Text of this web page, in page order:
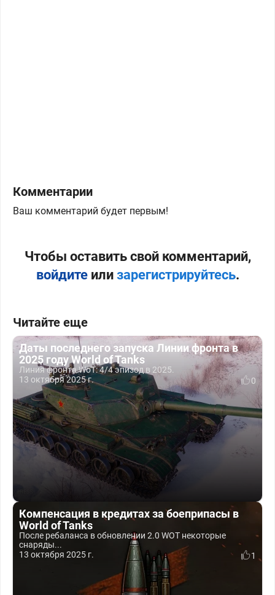
Комментарии
Ваш комментарий будет первым!
Чтобы оставить свой комментарий,
войдитеили зарегистрируйтесь.
Читайте еще
Даты последнего запуска Линии фронта в
2025 году World of Tanks
Линия фронта WoT: 4/4 эпизод в 2025.
13 октября 2025 г.
0
Компенсация в кредитах за боеприпасы в
World of Tanks
После ребаланса в обновлении 2.0 WOT некоторые
снаряды...
13 октября 2025 г.
1